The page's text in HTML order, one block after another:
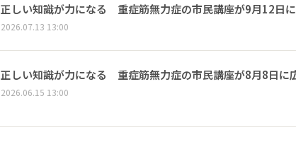
正しい知識が力になる 重症筋無力症の市民講座が9月12日
2026.07.13 13:00
正しい知識が力になる 重症筋無力症の市民講座が8月8日に
2026.06.15 13:00